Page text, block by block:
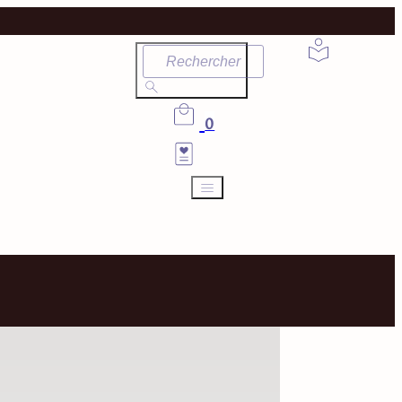
Rechercher
0